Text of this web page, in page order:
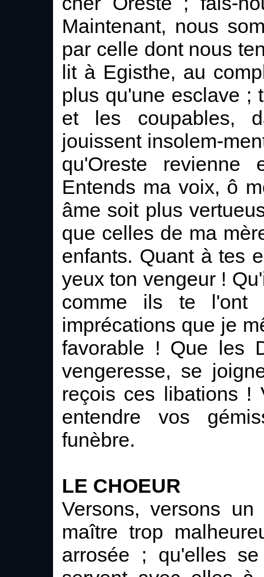
Maintenant, nous
par celle dont nous
lit à Egisthe, au
plus qu'une esclave ;
et les coupables,
jouissent insolem-
qu'Oreste
Entends ma voix, ô
âme soit plus
que celles de ma
enfants. Quant à tes
yeux ton vengeur !
comme ils te l'ont
imprécations que je
favorable ! Que les
vengeresse, se
reçois ces libations !
entendre vos
funèbre.
LE CHOEUR
Versons, versons
maître trop
arrosée ; qu'elles